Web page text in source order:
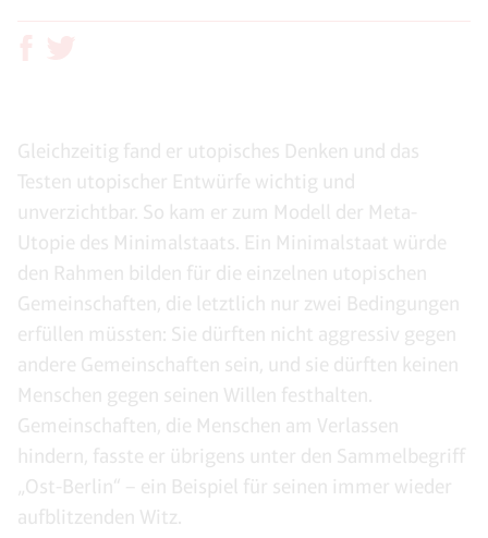
Gleichzeitig fand er utopisches Denken und das
Testen utopischer Entwürfe wichtig und
unverzichtbar. So kam er zum Modell der Meta-
Utopie des Minimalstaats. Ein Minimalstaat würde
den Rahmen bilden für die einzelnen utopischen
Gemeinschaften, die letztlich nur zwei Bedingungen
erfüllen müssten: Sie dürften nicht aggressiv gegen
andere Gemeinschaften sein, und sie dürften keinen
Menschen gegen seinen Willen festhalten.
Gemeinschaften, die Menschen am Verlassen
hindern, fasste er übrigens unter den Sammelbegriff
„Ost-Berlin“ – ein Beispiel für seinen immer wieder
aufblitzenden Witz.